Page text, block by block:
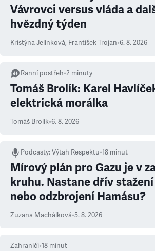
Vávrovci versus vláda a
hvězdný týden
Kristýna Jelínková, František Trojan•6. 8. 2026
Ranní postřeh•2 minuty
Tomáš Brolík: Karel
elektrická morálka
Tomáš Brolík•6. 8. 2026
Podcasty:Výtah Respektu•18 minut
Mírový plán pro Gazu je v
kruhu. Nastane dřív
nebo odzbrojení Hamásu?
Zuzana Machálková•5. 8. 2026
Zahraničí•18 minut